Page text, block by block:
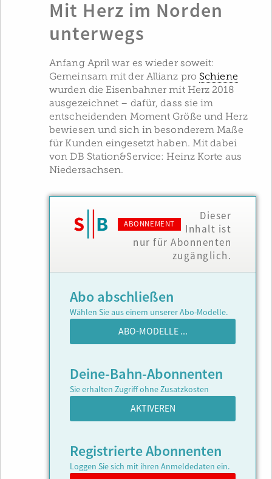
Mit Herz im Norden
unterwegs
Anfang April war es wieder soweit:
Gemeinsam mit der Allianz pro Schiene
wurden die Eisenbahner mit Herz 2018
ausgezeichnet – dafür, dass sie im
entscheidenden Moment Größe und Herz
bewiesen und sich in besonderem Maße
für Kunden eingesetzt haben. Mit dabei
von DB Station&Service: Heinz Korte aus
Niedersachsen.
ABONNEMENT
Dieser
Inhalt ist
nur für Abonnenten
zugänglich.
Abo abschließen
Wählen Sie aus einem unserer Abo-Modelle.
ABO-MODELLE ...
Deine-Bahn-Abonnenten
Sie erhalten Zugriff ohne Zusatzkosten
AKTIVEREN
Registrierte Abonnenten
Loggen Sie sich mit ihren Anmeldedaten ein.